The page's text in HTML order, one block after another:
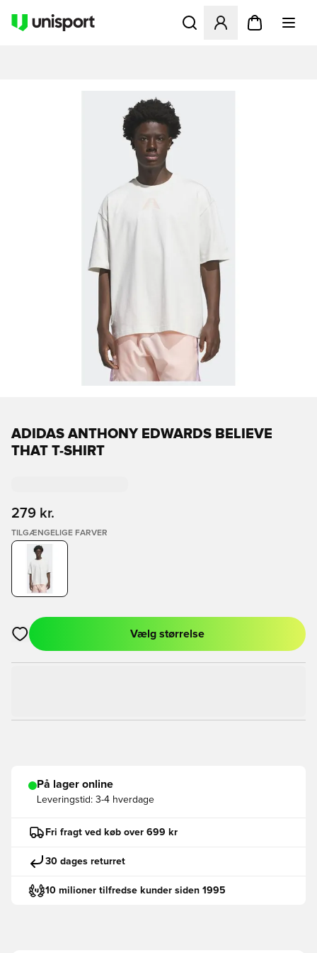
Åbner en Modal til at
ADIDAS ANTHONY EDWARDS BELIEVE
THAT T-SHIRT
279 kr.
TILGÆNGELIGE FARVER
Åbner en Modal til at logge ind eller tilmelde dig som medlem
Vælg størrelse
På lager online
Leveringstid: 3-4 hverdage
Fri fragt ved køb over 699 kr
30 dages returret
10 milioner tilfredse kunder siden 1995